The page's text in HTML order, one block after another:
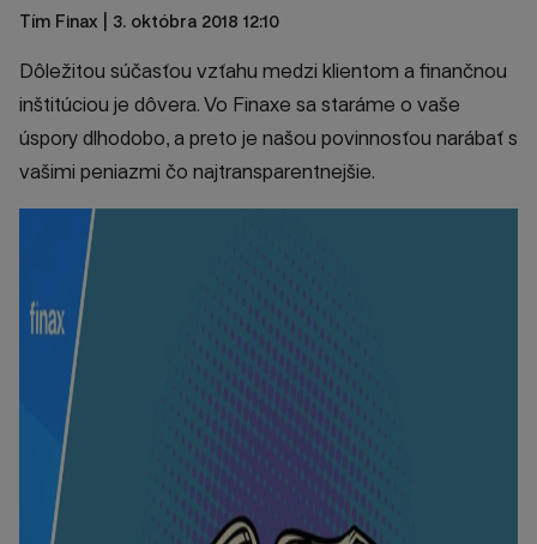
Tím Finax | 3. októbra 2018 12:10
Dôležitou súčasťou vzťahu medzi klientom a finančnou
inštitúciou je dôvera. Vo Finaxe sa staráme o vaše
úspory dlhodobo, a preto je našou povinnosťou narábať s
vašimi peniazmi čo najtransparentnejšie.